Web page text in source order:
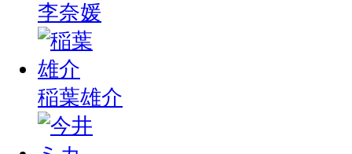
李奈媛
稲葉雄介